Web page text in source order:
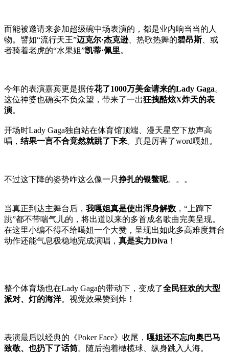
而能被邀请来参加超级碗中场表演的，都是业内响当当的人
物。譬如“流行天王”迈克尔·杰克逊、热歌热舞的碧昂斯、或
者骑着老虎的“水果姐”凯蒂·佩里。
今年的表演嘉宾更是据传花了1000万美金请来的Lady Gaga。
这位神婆也确实不负众望，带来了一出狂拽酷炫X炸天的表
演。
开场时Lady Gaga独自站在体育馆顶端、漫天星空下放声高
唱， 结果一言不合竟然就跳了下来。真是厉害了word嘎姐。
不过这下降的姿势咋这么像一只挣扎的银鳖呢。。。
当真正到达主舞台后， 我嘎姐真是使出浑身解数 ，“上蹿下
跳”都不带喘气儿的，将出道以来的多首成名歌曲完美呈现。
在这里小编不得不给噶姐一个大赞，呈现出如此多高难度舞台
动作还能气息极稳地完成演唱， 真是实力Diva ！
整个体育场也在Lady Gaga的带动下，变成了全民狂欢的大型
派对、灯的海洋。视觉效果赞到炸！
表演最后以经典的《Poker Face》收尾， 嘎姐还不忘向奥巴马
致敬、也扔下了话筒。随后抱着橄榄球、纵身跳入人海。